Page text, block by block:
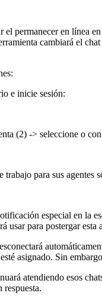
permanecer en línea
cambiará el
e inicie sesión:
(2) -> seleccione o
para sus agentes
especial en la
para postergar
asignado. Sin
atendiendo esos
respuesta.